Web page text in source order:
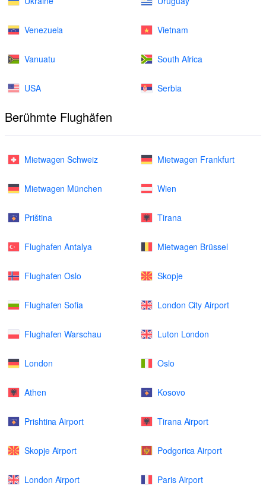
Venezuela Vietnam
Vanuatu South Africa
USA Serbia
Berühmte Flughäfen
Mietwagen Schweiz Mietwagen Frankfurt
Mietwagen München Wien
Priština Tirana
Flughafen Antalya Mietwagen Brüssel
Flughafen Oslo Skopje
Flughafen Sofia London City Airport
Flughafen Warschau Luton London
London Oslo
Athen Kosovo
Prishtina Airport Tirana Airport
Skopje Airport Podgorica Airport
London Airport Paris Airport